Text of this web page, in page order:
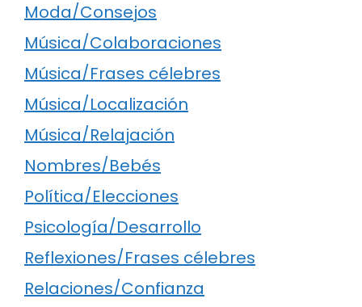
Moda/Consejos
Música/Colaboraciones
Música/Frases célebres
Música/Localización
Música/Relajación
Nombres/Bebés
Política/Elecciones
Psicología/Desarrollo
Reflexiones/Frases célebres
Relaciones/Confianza